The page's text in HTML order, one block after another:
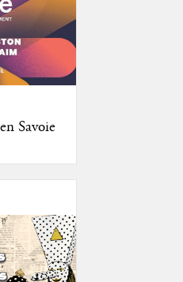
Savoie